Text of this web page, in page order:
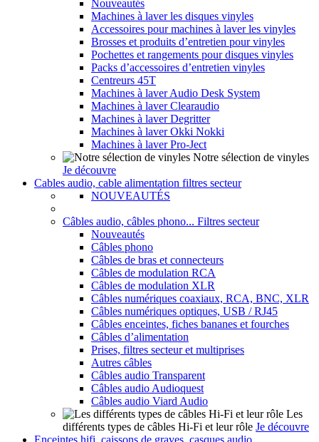
Nouveautés
Machines à laver les disques vinyles
Accessoires pour machines à laver les vinyles
Brosses et produits d’entretien pour vinyles
Pochettes et rangements pour disques vinyles
Packs d’accessoires d’entretien vinyles
Centreurs 45T
Machines à laver Audio Desk System
Machines à laver Clearaudio
Machines à laver Degritter
Machines à laver Okki Nokki
Machines à laver Pro-Ject
Notre sélection de vinyles
Je découvre
Cables audio, cable alimentation filtres secteur
NOUVEAUTÉS
Câbles audio, câbles phono... Filtres secteur
Nouveautés
Câbles phono
Câbles de bras et connecteurs
Câbles de modulation RCA
Câbles de modulation XLR
Câbles numériques coaxiaux, RCA, BNC, XLR
Câbles numériques optiques, USB / RJ45
Câbles enceintes, fiches bananes et fourches
Câbles d’alimentation
Prises, filtres secteur et multiprises
Autres câbles
Câbles audio Transparent
Câbles audio Audioquest
Câbles audio Viard Audio
Les
différents types de câbles Hi-Fi et leur rôle Je découvre
Enceintes hifi, caissons de graves, casques audio